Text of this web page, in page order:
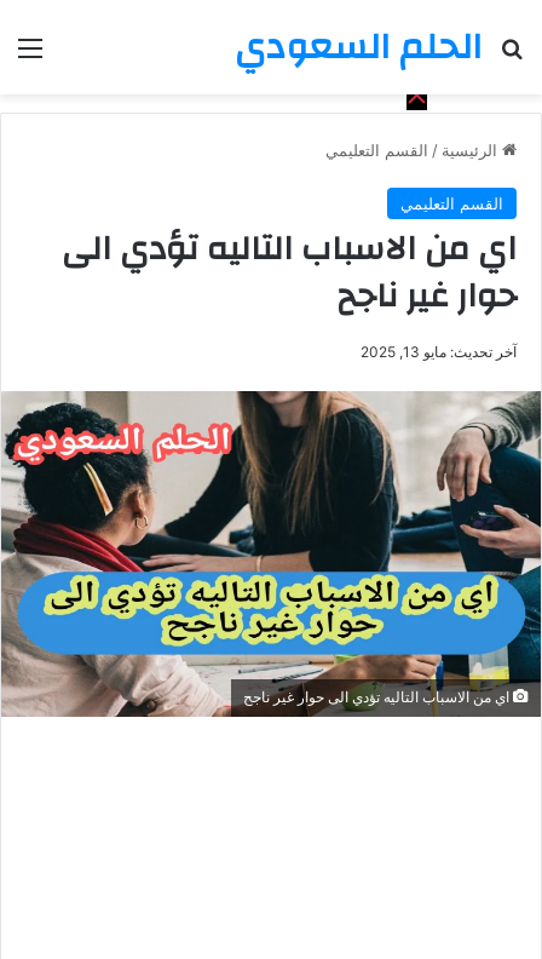
الحلم السعودي
بحث عن
الرئيسية / القسم التعليمي
القسم التعليمي
اي من الاسباب التاليه تؤدي الى
حوار غير ناجح
آخر تحديث: مايو 13, 2025
اي من الاسباب التاليه تؤدي الى حوار غير ناجح